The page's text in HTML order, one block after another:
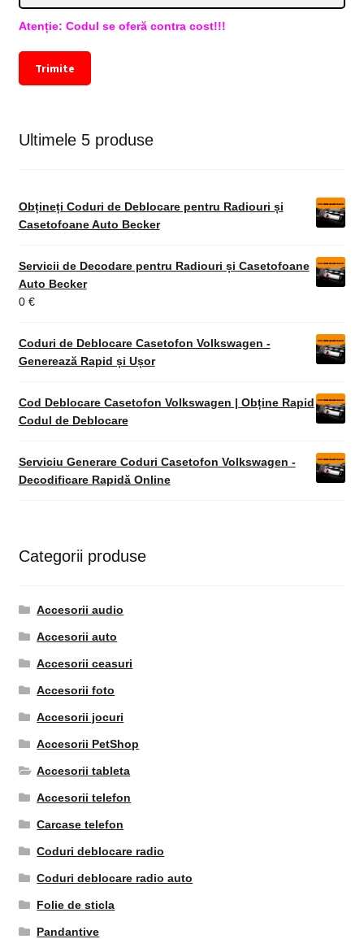
Atenție: Codul se oferă contra cost!!!
Trimite
Ultimele 5 produse
Obțineți Coduri de Deblocare pentru Radiouri și
Casetofoane Auto Becker
Servicii de Decodare pentru Radiouri și Casetofoane
Auto Becker
0 €
Coduri de Deblocare Casetofon Volkswagen -
Generează Rapid și Ușor
Cod Deblocare Casetofon Volkswagen | Obține Rapid
Codul de Deblocare
Serviciu Generare Coduri Casetofon Volkswagen -
Decodificare Rapidă Online
Categorii produse
Accesorii audio
Accesorii auto
Accesorii ceasuri
Accesorii foto
Accesorii jocuri
Accesorii PetShop
Accesorii tableta
Accesorii telefon
Carcase telefon
Coduri deblocare radio
Coduri deblocare radio auto
Folie de sticla
Pandantive